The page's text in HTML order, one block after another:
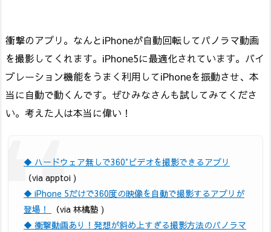
衝撃のアプリ。なんとiPhoneが自動回転してパノラマ動画
を撮影してくれます。iPhone5に最適化されています。バイ
ブレーション機能をうまく利用してiPhoneを振動させ、本
当に自動で動くんです。ぜひみなさんも試してみてくださ
い。考えた人は本当に偉い！
◆ ハードウェア無しで360°ビデオを撮影できるアプリ
（via apptoi )
◆ iPhone 5だけで360度の映像を自動で撮影するアプリが
登場！
（via 林檎塾 )
◆ 衝撃動画あり！発想が斜め上すぎる撮影方法のパノラマ